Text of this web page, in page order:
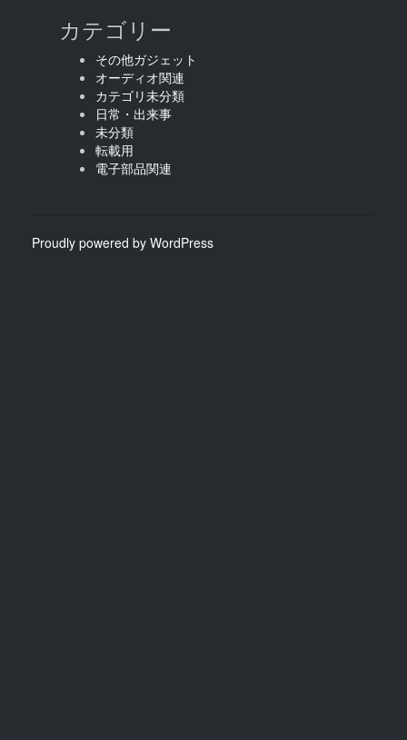
カテゴリー
その他ガジェット
オーディオ関連
カテゴリ未分類
日常・出来事
未分類
転載用
電子部品関連
Proudly powered by WordPress